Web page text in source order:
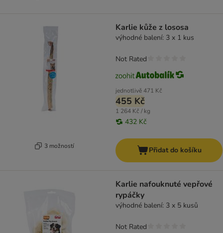
3 možností
Karlie kůže z lososa
výhodné balení: 3 x 1 kus
jednotlivě471 Kč
455 Kč
1 264 Kč / kg
432 Kč
Not Rated
Přidat do košíku
Karlie nafouknuté vepřové
rypáčky
výhodné balení: 3 x 5 kusů
Not Rated